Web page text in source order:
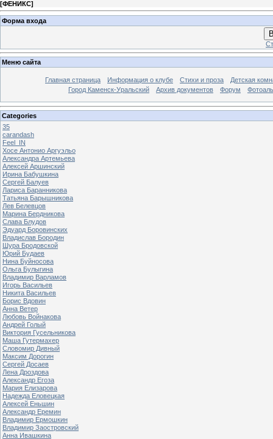
[ФЕНИКС]
Форма входа
Меню сайта
Главная страница Информация о клубе Стихи и проза
Детская
Город Каменск-Уральский
Архив документов Форум
Categories
35
carandash
Feel_IN
Хосе Антонио Аргуэльо
Александра Артемьева
Алексей Аршинский
Ирина Бабушкина
Сергей Балуев
Лариса Баранникова
Татьяна Барышникова
Лев Белевцов
Марина Бердникова
Слава Блудов
Эдуард Боровинских
Владислав Бородин
Шура Бродовской
Юрий Будаев
Нина Буйносова
Ольга Булыгина
Владимир Варламов
Игорь Васильев
Никита Васильев
Борис Вдовин
Анна Ветер
Любовь Войнакова
Андрей Голый
Виктория Гусельникова
Маша Гутермахер
Словомир Дивный
Максим Дорогин
Сергей Досаев
Лена Дроздова
Александр Егоза
Мария Елизарова
Надежда Еловецкая
Алексей Еньшин
Александр Еремин
Владимир Ермошкин
Владимир Заостровский
Анна Ивашкина